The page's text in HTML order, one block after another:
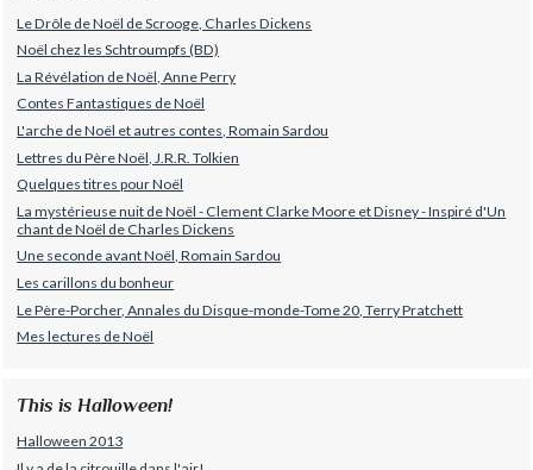
Le Drôle de Noël de Scrooge, Charles Dickens
Noël chez les Schtroumpfs (BD)
La Révélation de Noël, Anne Perry
Contes Fantastiques de Noël
L'arche de Noël et autres contes, Romain Sardou
Lettres du Père Noël, J.R.R. Tolkien
Quelques titres pour Noël
La mystérieuse nuit de Noël - Clement Clarke Moore et Disney - Inspiré d'Un
chant de Noël de Charles Dickens
Une seconde avant Noël, Romain Sardou
Les carillons du bonheur
Le Père-Porcher, Annales du Disque-monde-Tome 20, Terry Pratchett
Mes lectures de Noël
This is Halloween!
Halloween 2013